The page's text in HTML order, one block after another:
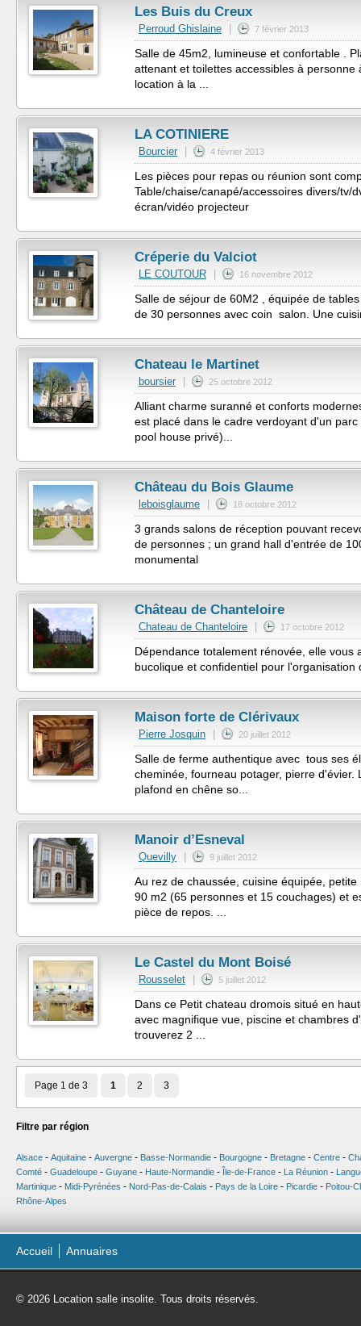
Les Buis du Creux
Perroud Ghislaine 7 février 2013
Salle de 45m2, lumineuse et confortable .
attenant et toilettes accessibles à personne
location à la ...
LA COTINIERE
Bourcier 4 février 2013
Les pièces pour repas ou réunion sont
Table/chaise/canapé/accessoires divers/tv/
écran/vidéo projecteur
Créperie du Valciot
LE COUTOUR 16 novembre 2012
Salle de séjour de 60M2 , équipée de
de 30 personnes avec coin salon. Une
Chateau le Martinet
boursier 25 octobre 2012
Alliant charme suranné et conforts
est placé dans le cadre verdoyant d'un
pool house privé)...
Château du Bois Glaume
leboisglaume 18 octobre 2012
3 grands salons de réception pouvant
de personnes ; un grand hall d'entrée de
monumental
Château de Chanteloire
Chateau de Chanteloire 17 octobre 2012
Dépendance totalement rénovée, elle vous
bucolique et confidentiel pour l'organisation
Maison forte de Clérivaux
Pierre Josquin 20 juillet 2012
Salle de ferme authentique avec tous ses
cheminée, fourneau potager, pierre
plafond en chêne so...
Manoir d’Esneval
Quevilly 9 juillet 2012
Au rez de chaussée, cuisine équipée,
90 m2 (65 personnes et 15 couchages) et
pièce de repos. ...
Le Castel du Mont Boisé
Rousselet 5 juillet 2012
Dans ce Petit chateau dromois situé en
avec magnifique vue, piscine et chambres
trouverez 2 ...
Page 1 de 3 1 2 3
Filtre par région
Alsace - Aquitaine - Auvergne - Basse-Normandie - Bourgogne - Bretagne - Centre -
Comté - Guadeloupe - Guyane - Haute-Normandie - Île-de-France - La Réunion -
Martinique - Midi-Pyrénées - Nord-Pas-de-Calais - Pays de la Loire - Picardie - Poitou-
Rhône-Alpes
Accueil Annuaires
© 2026 Location salle insolite. Tous droits réservés.